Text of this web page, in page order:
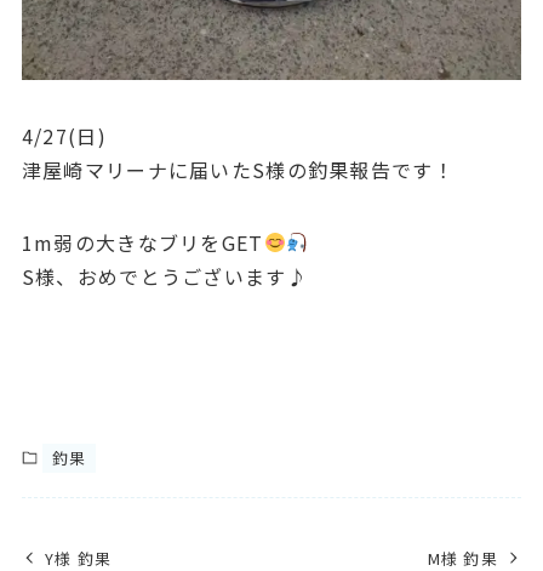
4/27(日)
津屋崎マリーナに届いたS様の釣果報告です！
1m弱の大きなブリをGET
S様、おめでとうございます♪
釣果
Y様 釣果 M様 釣果